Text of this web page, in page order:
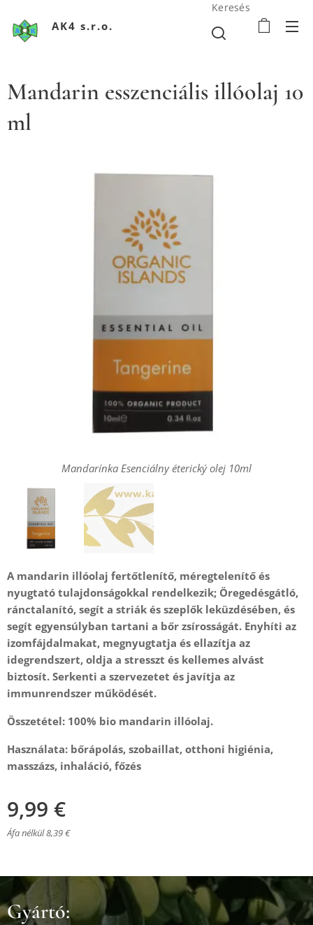
AK4 s.r.o.
Keresés
Mandarin esszenciális illóolaj 10
ml
Mandarínka Esenciálny éterický olej 10ml
Extra panenský olivový olej s chilli a bylinkami 500ml
A mandarin illóolaj fertőtlenítő, méregtelenítő és
nyugtató tulajdonságokkal rendelkezik; Öregedésgátló,
ránctalanító, segít a striák és szeplők leküzdésében, és
segít egyensúlyban tartani a bőr zsírosságát. Enyhíti az
izomfájdalmakat, megnyugtatja és ellazítja az
idegrendszert, oldja a stresszt és kellemes alvást
biztosít. Serkenti a szervezetet és javítja az
immunrendszer működését.
Összetétel: 100% bio mandarin illóolaj.
Használata: bőrápolás, szobaillat, otthoni higiénia,
masszázs, inhaláció, főzés
9,99 €
Áfa nélkül 8,39 €
Gyártó: